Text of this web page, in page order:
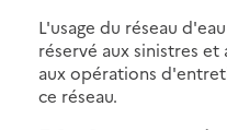
L'usage du réseau
réservé aux sinistres
aux opérations
ce réseau.